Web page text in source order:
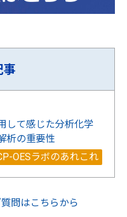
事
して感じた分析化学
析の重要性
OESラボのあれこれ
問はこちらから